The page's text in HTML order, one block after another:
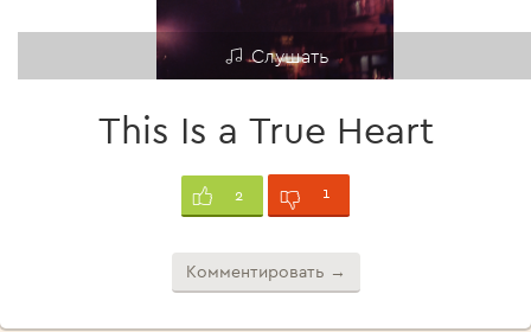
Слушать
This Is a True Heart
2 1
Комментировать →